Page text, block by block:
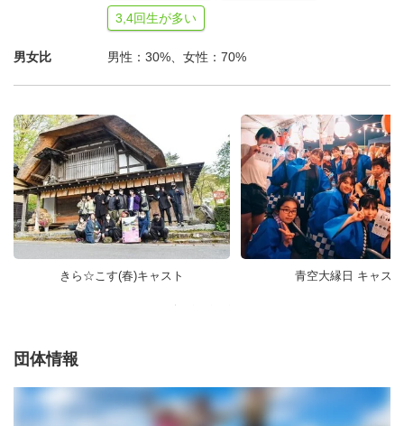
3,4回生が多い
男女比 男性：30%、女性：70%
きら☆こす(春)キャスト 青空大縁日 キャスト
団体情報